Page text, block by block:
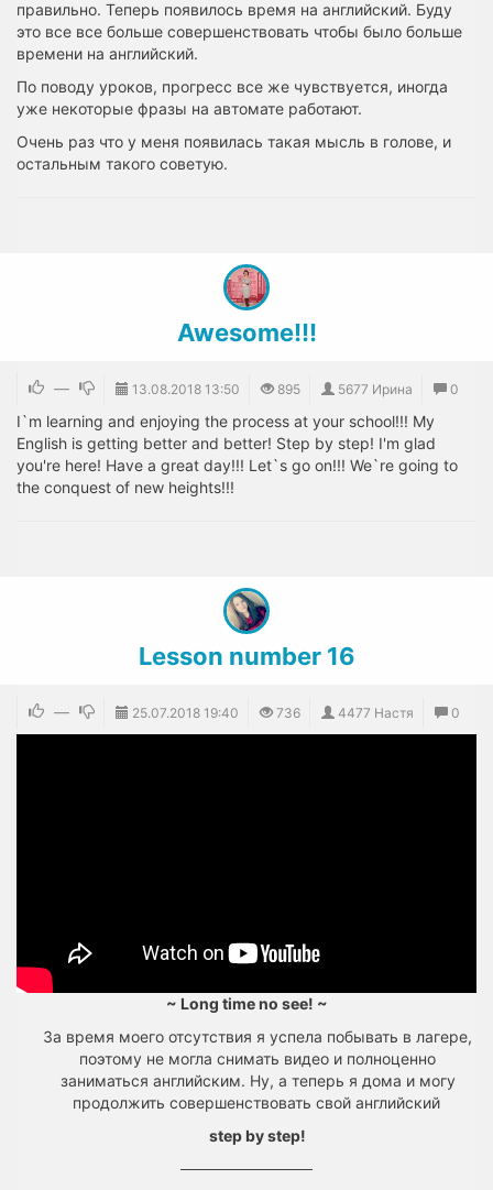
правильно. Теперь появилось время на английский. Буду
это все все больше совершенствовать чтобы было больше
времени на английский.
По поводу уроков, прогресс все же чувствуется, иногда
уже некоторые фразы на автомате работают.
Очень раз что у меня появилась такая мысль в голове, и
остальным такого советую.
Awesome!!!
— 13.08.2018 13:50 895 5677 Ирина 0
I`m learning and enjoying the process at your school!!! My
English is getting better and better! Step by step! I'm glad
you're here! Have a great day!!! Let`s go on!!! We`re going to
the conquest of new heights!!!
Lesson number 16
— 25.07.2018 19:40 736 4477 Настя 0
~ Long time no see! ~
За время моего отсутствия я успела побывать в лагере,
поэтому не могла снимать видео и полноценно
заниматься английским. Ну, а теперь я дома и могу
продолжить совершенствовать свой английский
step by step!
────────────